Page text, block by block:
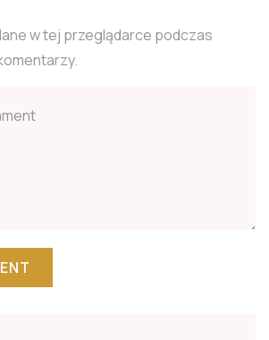
w tej przeglądarce podczas